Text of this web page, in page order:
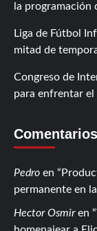
la programación
Liga de Fútbol
mitad de
Congreso de
para enfrentar
Pedro en
permanente en
Hector Osmiren